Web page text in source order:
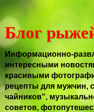
Блог
Информационно-
интересными
красивыми
рецепты для мужчин,
чайников",
советов,